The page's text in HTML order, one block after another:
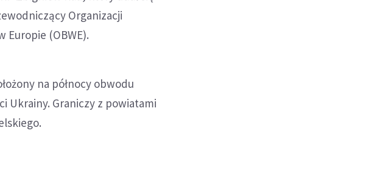
Organizacji
Europie (OBWE).
na północy obwodu
Ukrainy. Graniczy z powiatami